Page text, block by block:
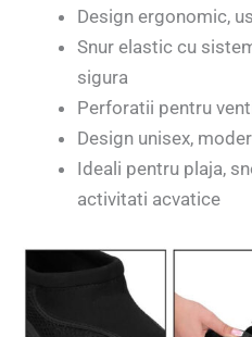
Design ergonomic,
Snur elastic cu
sigura
Perforatii pentru
Design unisex,
Ideali pentru plaja,
activitati acvatice